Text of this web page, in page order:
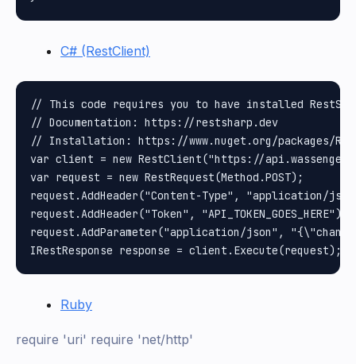
C# (RestClient)
// This code requires you to have installed
// Documentation: https://restsharp.dev
// Installation: https://www.nuget.org/packages/
var client = new RestClient("https://
var request = new RestRequest(Method.POST);
request.AddHeader("Content-Type", "application/
request.AddHeader("Token", "API_TOKEN_GOES_HERE");
request.AddParameter("application/json",
Ruby
require 'uri' require 'net/http'